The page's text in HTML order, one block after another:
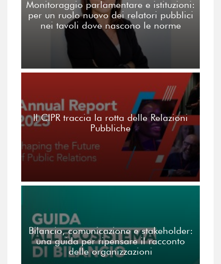
Monitoraggio parlamentare e istituzioni:
per un ruolo nuovo dei relatori pubblici
nei tavoli dove nascono le norme
Il CIPR traccia la rotta delle Relazioni
Pubbliche
Bilancio, comunicazione e stakeholder:
una guida per ripensare il racconto
delle organizzazioni